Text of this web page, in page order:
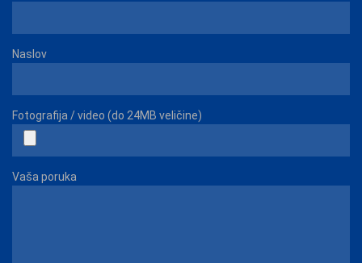
Naslov
Fotografija / video (do 24MB veličine)
Vaša poruka